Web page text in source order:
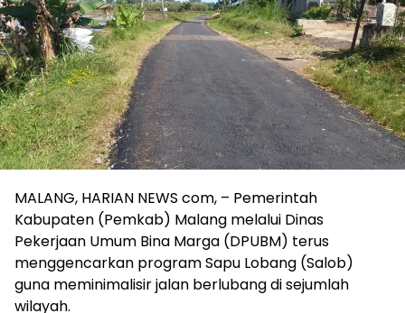
MALANG, HARIAN NEWS com, – Pemerintah
Kabupaten (Pemkab) Malang melalui Dinas
Pekerjaan Umum Bina Marga (DPUBM) terus
menggencarkan program Sapu Lobang (Salob)
guna meminimalisir jalan berlubang di sejumlah
wilayah.